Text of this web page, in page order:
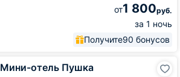
от1 800руб.
за 1 ночь
Получите90 бонусов
Мини-отель Пушка